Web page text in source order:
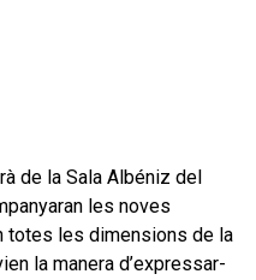
de la Sala Albéniz del
les noves
totes les dimensions de la
la manera d’expressar-